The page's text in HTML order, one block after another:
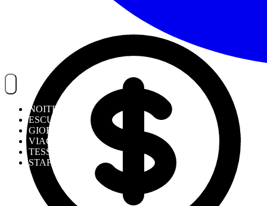
NOITREK
ESCURSIONI
GIORNALIERI
VIAGGI
TESSERAMENTO
STAFF